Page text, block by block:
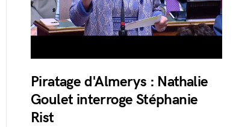
Piratage d'Almerys : Nathalie
Goulet interroge Stéphanie
Rist